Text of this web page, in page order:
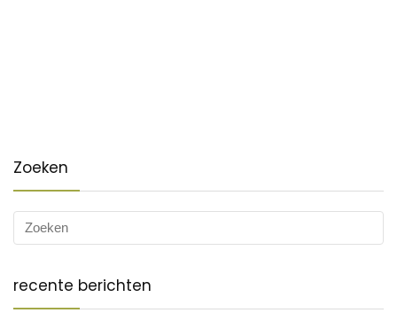
Zoeken
recente berichten